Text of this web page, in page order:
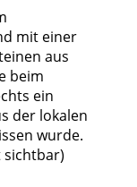
mit einer
aus
beim
ein
der lokalen
wurde.
sichtbar)